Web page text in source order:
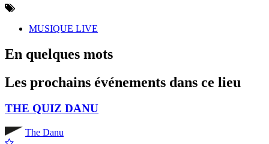
MUSIQUE LIVE
En quelques mots
Les prochains événements dans ce lieu
THE QUIZ DANU
The Danu